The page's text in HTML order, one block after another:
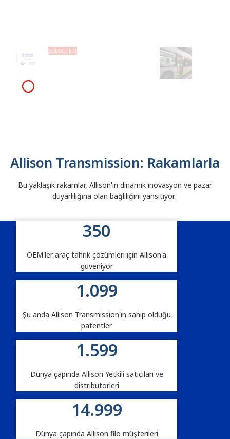
Allison için Önemli Dönüm
Allison Transmission: Rakamlarla
Bu yaklaşık rakamlar, Allison'ın dinamik inovasyon ve pazar
duyarlılığına olan bağlılığını yansıtıyor.
Allison İstatistikleri
350
OEM'ler araç tahrik çözümleri için Allison'a
güveniyor
1.100
Şu anda Allison Transmission'ın sahip olduğu
patentler
1.600
Dünya çapında Allison Yetkili satıcıları ve
distribütörleri
15.000
Dünya çapında Allison filo müşterileri